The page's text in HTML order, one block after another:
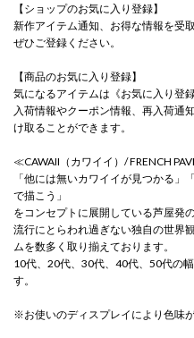
【ショップのお気に入り登録】
新作アイテム通知、お得な情報を受
ぜひご登録ください。
【商品のお気に入り登録】
気になるアイテムは《お気に入り登
入荷情報やクーポン情報、再入荷通
け取ることができます。
≪CAWAII（カワイイ）/ FRENCH
「他には無いカワイイが見つかる
で描こう」
をコンセプトに展開している芦屋発
流行にとらわれ過ぎない独自の世界
ムを数多く取り揃えております。
10代、20代、30代、40代、50代の
す。
※お使いのディスプレイにより色味